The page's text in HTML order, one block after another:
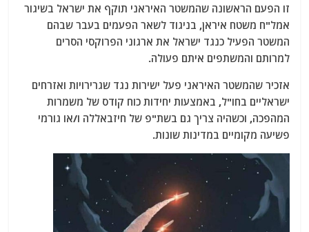
זו הפעם הראשונה שהמשטר האיראני תוקף את ישראל בשיגור
אמל"ח משטח איראן, בניגוד לשאר הפעמים בעבר שבהם
המשטר הפעיל כנגד ישראל את ארגוני הפרוקסי הסרים
למרותם והמשתפים איתם פעולה.
אזכיר שהמשטר האיראני פעל ישירות נגד שגרירויות ואזרחים
ישראליים בחו"ל, באמצעות יחידות כוח קודס של משמרות
המהפכה, וכשהיה צריך גם בשת"פ של חיזבאללה ו/או גורמי
פשיעה מקומיים במדינות שונות.